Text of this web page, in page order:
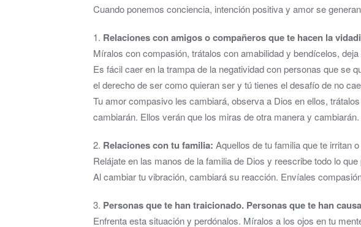
Cuando ponemos conciencia, intención positiva y amor se
1. Relaciones con amigos o compañeros que te hacen la vida
Míralos con compasión, trátalos con amabilidad y bendícelos,
Es fácil caer en la trampa de la negatividad con personas que
el derecho de ser como quieran ser y tú tienes el desafío de no
Tu amor compasivo les cambiará, observa a Dios en ellos,
cambiarán. Ellos verán que los miras de otra manera y cambiarán.
2. Relaciones con tu familia: Aquellos de tu familia que te irritan
Relájate en las manos de la familia de Dios y reescribe todo lo
Al cambiar tu vibración, cambiará su reacción. Envíales
3. Personas que te han traicionado. Personas que te han
Enfrenta esta situación y perdónalos. Míralos a los ojos en tu